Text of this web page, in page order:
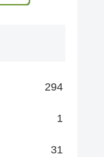
294
1
31